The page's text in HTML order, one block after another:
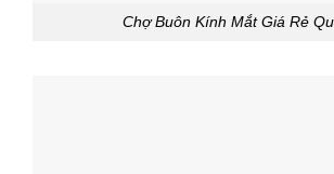
Chợ Buôn Kính Mắt Giá Rẻ